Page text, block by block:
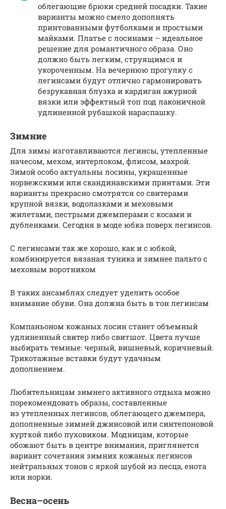
облегающие брюки средней посадки. Такие
варианты можно смело дополнять
принтованными футболками и простыми
майками. Платье с лосинами – идеальное
решение для романтичного образа. Оно
должно быть легким, струящимся и
укороченным. На вечернюю прогулку с
легинсами будут отлично гармонировать
безрукавная блузка и кардиган ажурной
вязки или эффектный топ под лаконичной
удлиненной рубашкой нараспашку.
Зимние
Для зимы изготавливаются легинсы, утепленные
начесом, мехом, интерлоком, флисом, махрой.
Зимой особо актуальны лосины, украшенные
норвежскими или скандинавскими принтами. Эти
варианты прекрасно смотрятся со свитерами
крупной вязки, водолазками и меховыми
жилетами, пестрыми джемперами с косами и
дубленками. Сегодня в моде юбка поверх легинсов.
С легинсами так же хорошо, как и с юбкой,
комбинируется вязаная туника и зимнее пальто с
меховым воротником
В таких ансамблях следует уделить особое
внимание обуви. Она должна быть в тон легинсам
Компаньоном кожаных лосин станет объемный
удлиненный свитер либо свитшот. Цвета лучше
выбирать темные: черный, вишневый, коричневый.
Трикотажные вставки будут удачным
дополнением.
Любительницам зимнего активного отдыха можно
порекомендовать образы, составленные
из утепленных легинсов, облегающего джемпера,
дополненные зимней джинсовой или синтепоновой
курткой либо пуховиком. Модницам, которые
обожают быть в центре внимания, приглянется
вариант сочетания зимних кожаных легинсов
нейтральных тонов с яркой шубой из песца, енота
или норки.
Весна–осень